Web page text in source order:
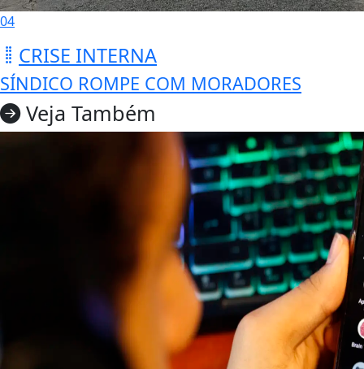
04
CRISE INTERNA
SÍNDICO ROMPE COM MORADORES
Veja Também